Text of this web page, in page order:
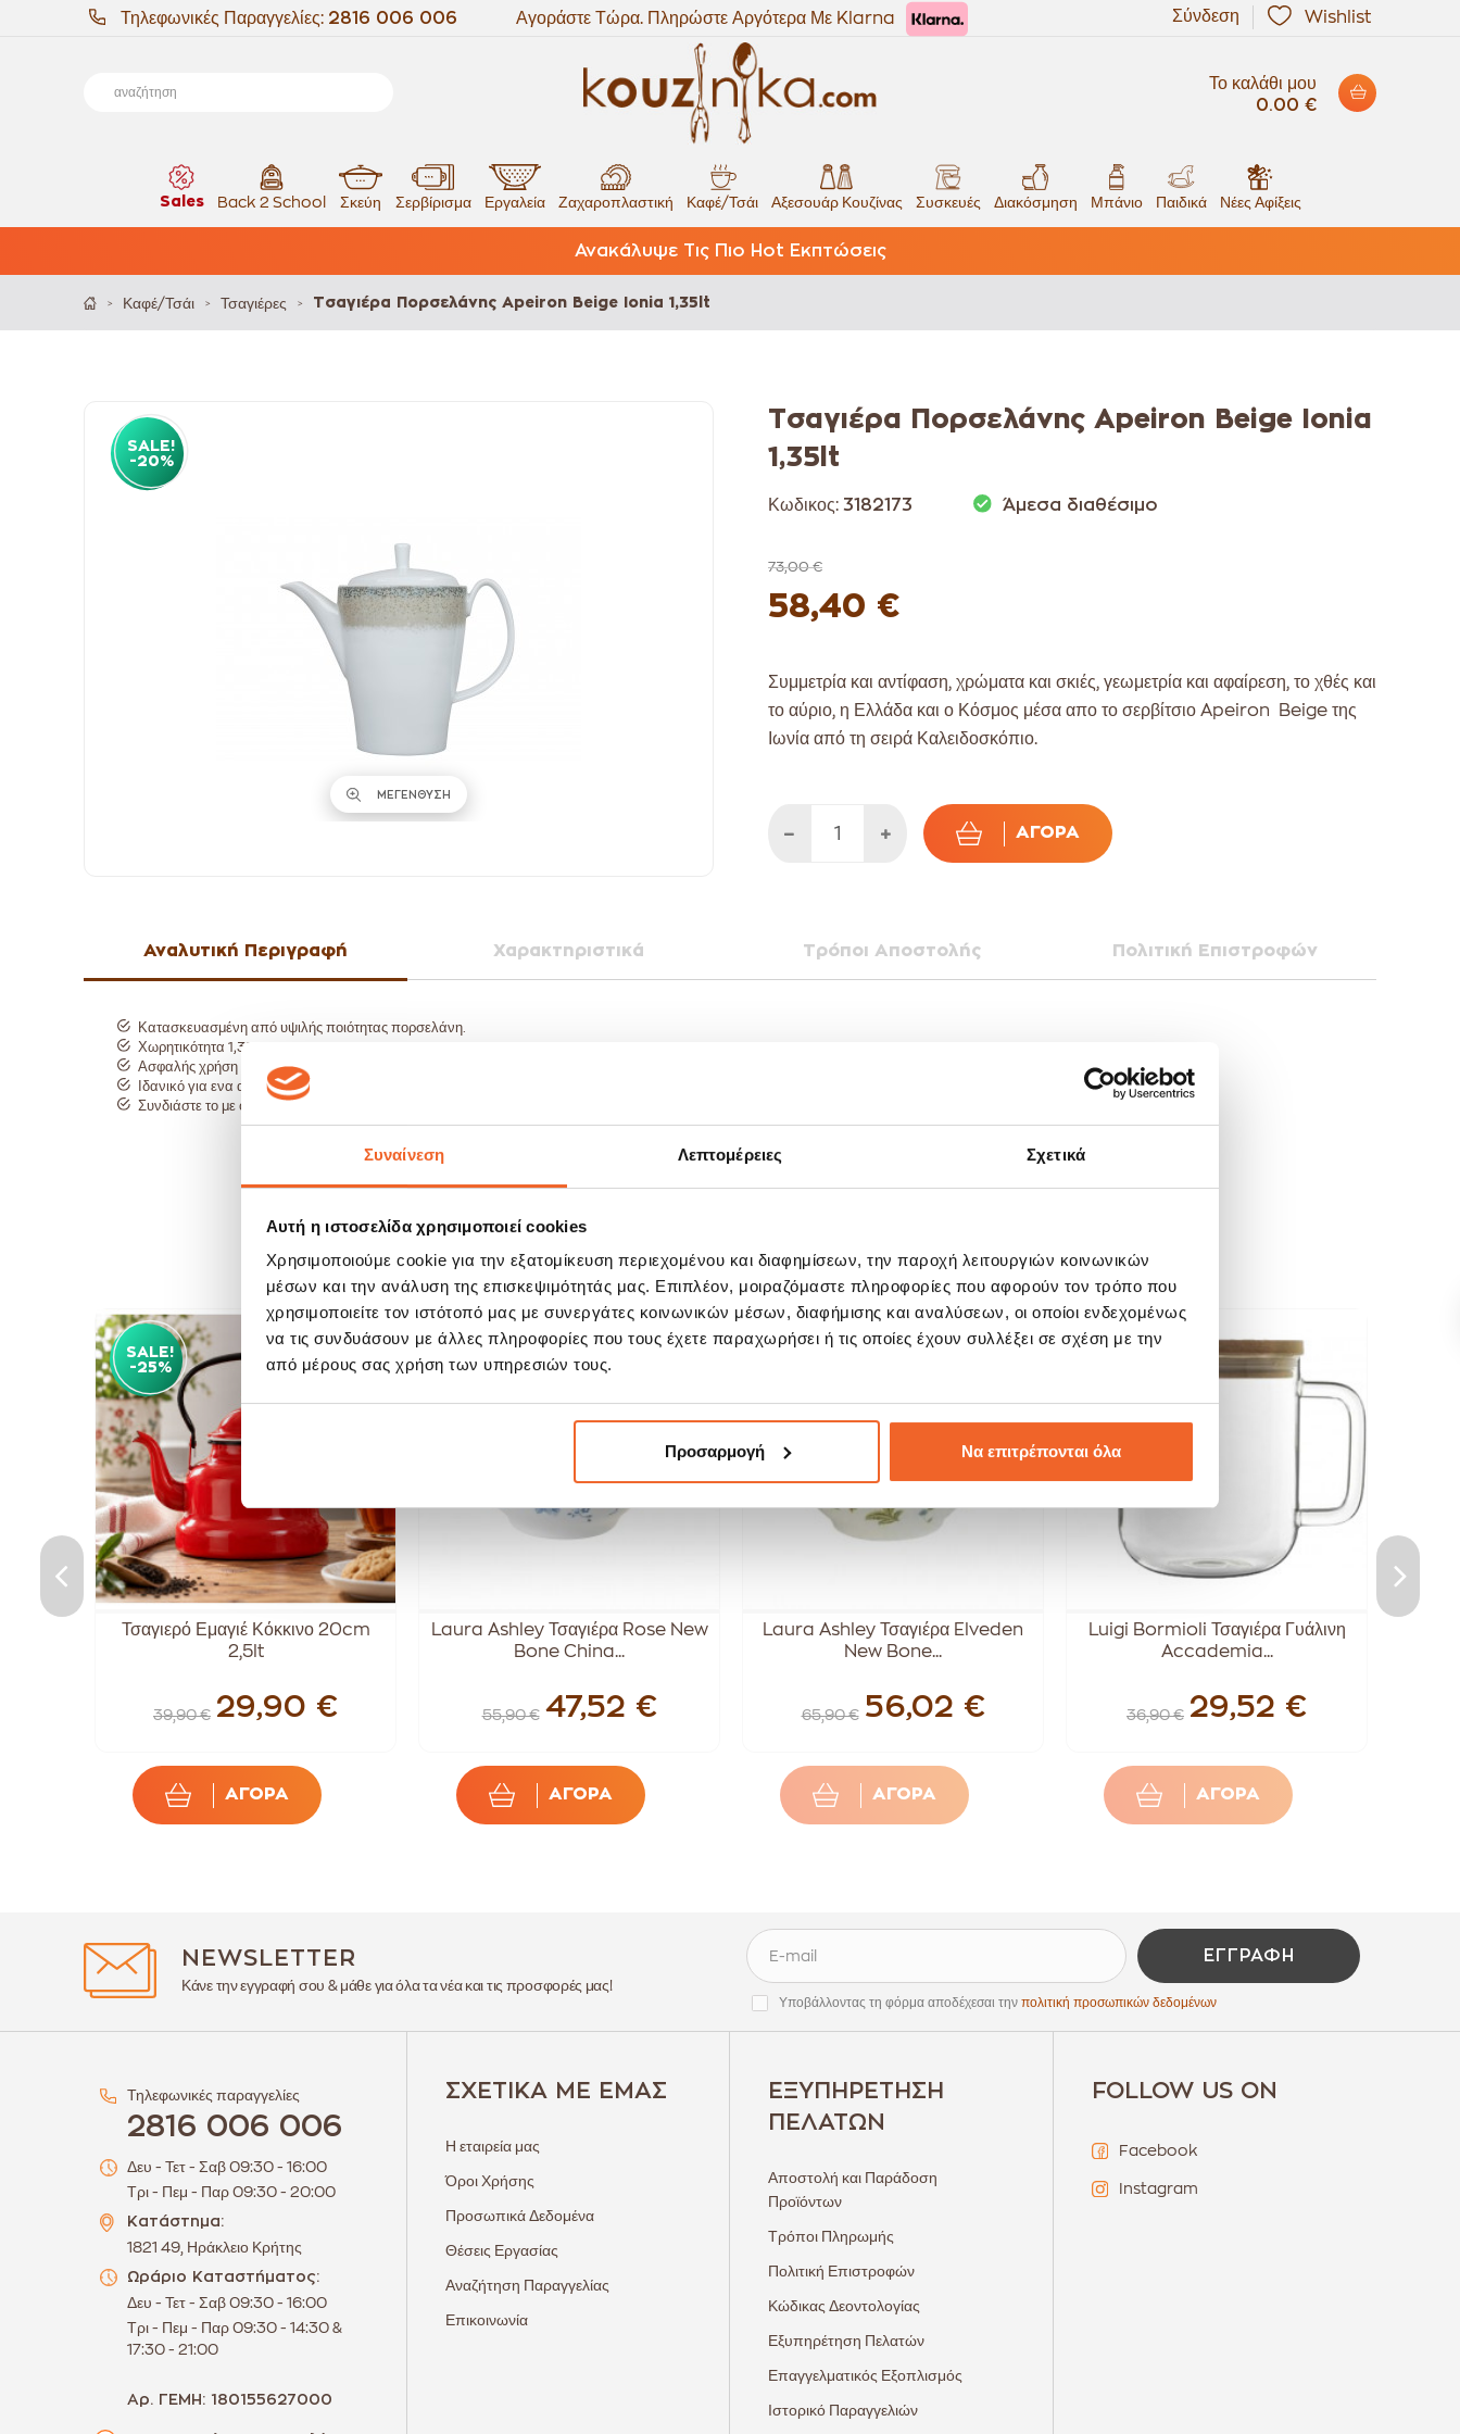
Συναίνεση Λεπτομέρειες Σχετικά
Αυτή η ιστοσελίδα χρησιμοποιεί cookies
Χρησιμοποιούμε cookie για την εξατομίκευση περιεχομένου και διαφημίσεων, την παροχή λειτουργιών κοινωνικών
μέσων και την ανάλυση της επισκεψιμότητάς μας. Επιπλέον, μοιραζόμαστε πληροφορίες που αφορούν τον τρόπο που
χρησιμοποιείτε τον ιστότοπό μας με συνεργάτες κοινωνικών μέσων, διαφήμισης και αναλύσεων, οι οποίοι ενδεχομένως
να τις συνδυάσουν με άλλες πληροφορίες που τους έχετε παραχωρήσει ή τις οποίες έχουν συλλέξει σε σχέση με την
από μέρους σας χρήση των υπηρεσιών τους.
Προσαρμογή Να επιτρέπονται όλα
Τηλεφωνικές Παραγγελίες: 2816 006 006 Αγοράστε Τώρα. Πληρώστε Αργότερα Με Klarna Wishlist
Σύνδεση
Το καλάθι μου
0.00 €
Sales Back 2 School Σκεύη Σερβίρισμα Εργαλεία Ζαχαροπλαστική Καφέ/Τσάι Αξεσουάρ Κουζίνας Συσκευές Διακόσμηση Μπάνιο Παιδικά Νέες Αφίξεις
Ανακάλυψε Τις Πιο Hot Εκπτώσεις
> Καφέ/Τσάι > Τσαγιέρες > Τσαγιέρα Πορσελάνης Apeiron Beige Ionia 1,35lt
SALE!
-20%
ΜΕΓΕΝΘΥΣΗ
Τσαγιέρα Πορσελάνης Apeiron Beige Ionia
1,35lt
Κωδικος: 3182173 Άμεσα διαθέσιμο
73,00 €
58,40 €
Συμμετρία και αντίφαση, χρώματα και σκιές, γεωμετρία και αφαίρεση, το χθές και
το αύριο, η Ελλάδα και ο Κόσμος μέσα απο το σερβίτσιο Apeiron Beige της
Ιωνία από τη σειρά Καλειδοσκόπιο.
ΑΓΟΡΆ
Αναλυτική Περιγραφή Χαρακτηριστικά Τρόποι Αποστολής Πολιτική Επιστροφών
Κατασκευασμένη από υψιλής ποιότητας πορσελάνη.
Χωρητικότητα 1,35lt.
Ασφαλής χρήση στο πλυντήριο πιάτων.
Ιδανικό για ενα απολαυστικό ρόφημα.
Συνδιάστε το με όλη τη σειρά Apeiron Beige.
ΣΧΕΤΙΚΆ ΠΡΟΪΌΝΤΑ
SALE!
-25%
Τσαγιερό Εμαγιέ Κόκκινο 20cm
2,5lt
39,90 € 29,90 €
ΑΓΟΡΑ
SALE!
-15%
Laura Ashley Τσαγιέρα Rose New
Bone China...
55,90 € 47,52 €
ΑΓΟΡΑ
SALE!
Laura Ashley Τσαγιέρα Elveden
New Bone...
65,90 € 56,02 €
ΑΓΟΡΑ
SALE!
Luigi Bormioli Τσαγιέρα Γυάλινη
Accademia...
36,90 € 29,52 €
ΑΓΟΡΑ
NEWSLETTER
Κάνε την εγγραφή σου & μάθε για όλα τα νέα και τις προσφορές μας!
ΕΓΓΡΑΦΉ
Υποβάλλοντας τη φόρμα αποδέχεσαι την πολιτική προσωπικών δεδομένων
Τηλεφωνικές παραγγελίες
2816 006 006
Δευ - Τετ - Σαβ 09:30 - 16:00
Τρι - Πεμ - Παρ 09:30 - 20:00
Κατάστημα:
1821 49, Ηράκλειο Κρήτης
Ωράριο Καταστήματος:
Δευ - Τετ - Σαβ 09:30 - 16:00
Τρι - Πεμ - Παρ 09:30 - 14:30 &
17:30 - 21:00
Αρ. ΓΕΜΗ: 180155627000
ΣΧΕΤΙΚΆ ΜΕ ΕΜΆΣ
Η εταιρεία μας
Όροι Χρήσης
Προσωπικά Δεδομένα
Θέσεις Εργασίας
Αναζήτηση Παραγγελίας
Επικοινωνία
ΕΞΥΠΗΡΈΤΗΣΗ
ΠΕΛΑΤΏΝ
Αποστολή και Παράδοση
Προϊόντων
Τρόποι Πληρωμής
Πολιτική Επιστροφών
Κώδικας Δεοντολογίας
Εξυπηρέτηση Πελατών
Επαγγελματικός Εξοπλισμός
Ιστορικό Παραγγελιών
FOLLOW US ON
Facebook
Instagram